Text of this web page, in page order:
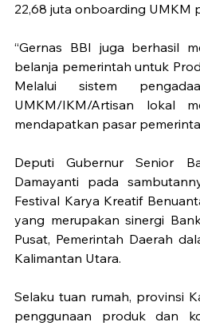
22,68 juta onboarding UMKM
“Gernas BBI juga berhasil
belanja pemerintah untuk
Melalui sistem
UMKM/IKM/Artisan lokal
mendapatkan pasar
Deputi Gubernur Senior
Damayanti pada
Festival Karya Kreatif
yang merupakan sinergi
Pusat, Pemerintah Daerah
Kalimantan Utara.
Selaku tuan rumah, provinsi
penggunaan produk dan